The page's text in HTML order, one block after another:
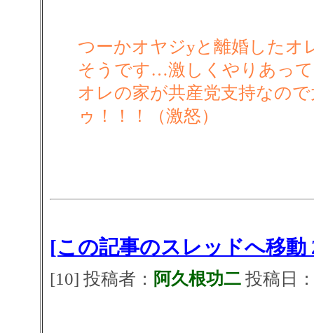
つーかオヤジyと離婚したオ
そうです…激しくやりあっ
オレの家が共産党支持なの
ゥ！！！（激怒）
[この記事のスレッドへ移動
[10] 投稿者： 阿久根功二投稿日